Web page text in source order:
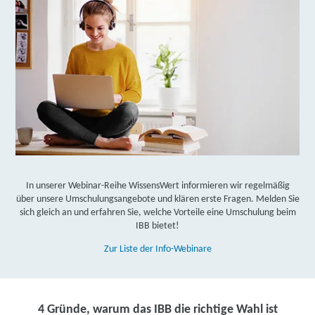
*Zwingende Voraussetzung dafür ist die Zustimmung Ihres
Kostenträgers und Ihrer zuständigen Prüfungskammer.
**Die Auszahlung des Weiterbildungsgeldes obliegt der
Entscheidung durch die Agentur für Arbeit bzw. das Jobcenter.
Gerne unterstützen wir Sie bei der Klärung!
In unserer Webinar-Reihe WissensWert informieren wir regelmäßig
über unsere Umschulungsangebote und klären erste Fragen. Melden Sie
sich gleich an und erfahren Sie, welche Vorteile eine Umschulung beim
IBB bietet!
Zur Liste der Info-Webinare
4 Gründe, warum das IBB die richtige Wahl ist